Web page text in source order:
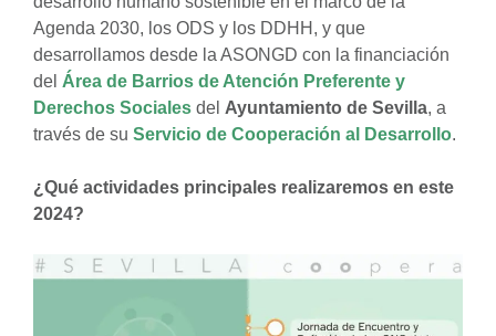
Agenda 2030, los ODS y los DDHH, y que
desarrollamos desde la ASONGD con la financiación
del Área de Barrios de Atención Preferente y
Derechos Sociales del Ayuntamiento de Sevilla, a
través de su Servicio de Cooperación al Desarrollo.
¿Qué actividades principales realizaremos en este
2024?